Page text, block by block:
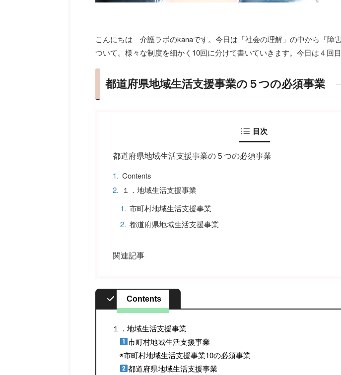
こんにちは 介護ラボのkanaです。今日は「社会の理解」の中から『障
ついて。様々な制度を細かく10回に分けて書いていきます。今日は４回目
都道府県地域生活支援事業の５つの必須事業
目次
都道府県地域生活支援事業の５つの必須事業
Contents
１．地域生活支援事業
市町村地域生活支援事業
都道府県地域生活支援事業
関連記事
Contents
１．地域生活支援事業
市町村地域生活支援事業
◉市町村地域生活支援事業10の必須事業
都道府県地域生活支援事業